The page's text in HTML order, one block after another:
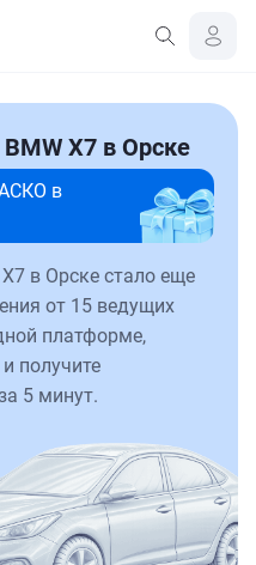
X7 в Орске
в
в Орске стало еще
от 15 ведущих
платформе,
получите
5 минут.